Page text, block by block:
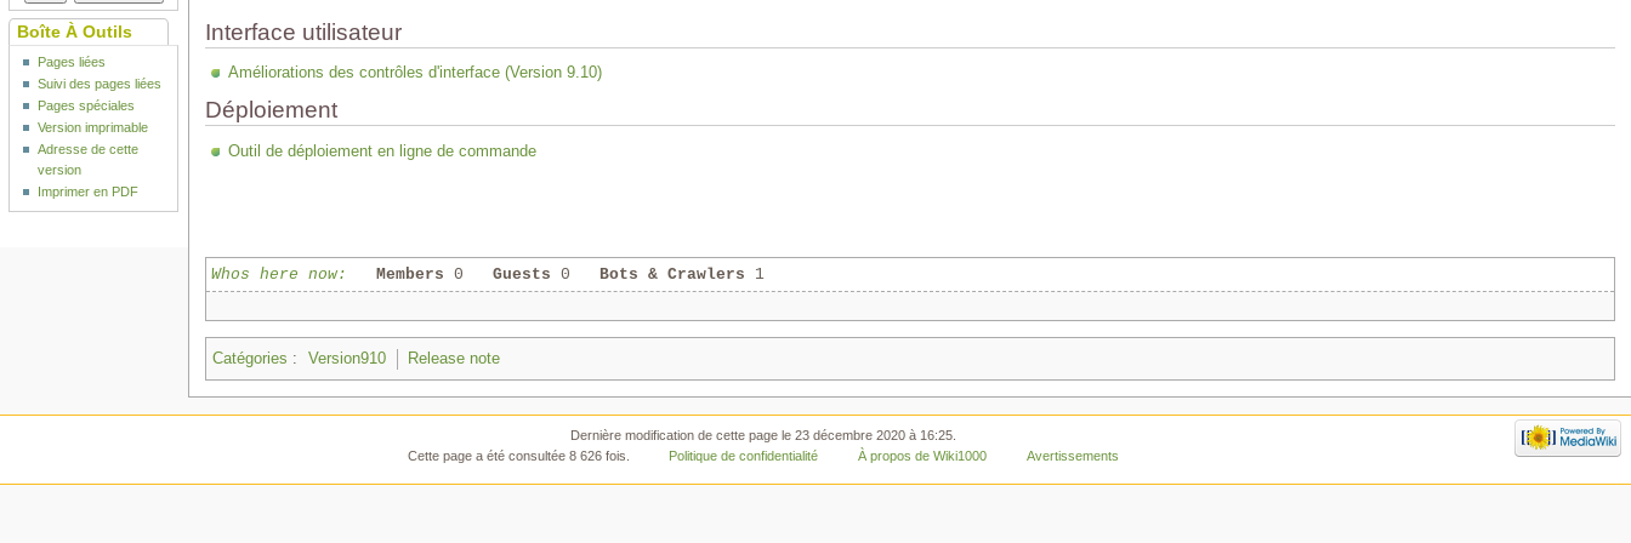
Interface utilisateur
Améliorations des contrôles d'interface (Version 9.10)
Déploiement
Outil de déploiement en ligne de commande
Whos here now: Members 0 Guests 0 Bots & Crawlers 1
Catégories : Version910 Release note
Boîte À Outils
Pages liées
Suivi des pages liées
Pages spéciales
Version imprimable
Adresse de cette
version
Imprimer en PDF
Dernière modification de cette page le 23 décembre 2020 à 16:25.
Cette page a été consultée 8 626 fois.
Politique de confidentialité À propos de Wiki1000 Avertissements